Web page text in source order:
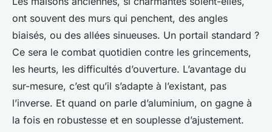
ont souvent des murs qui penchent, des angles
biaisés, ou des allées sinueuses. Un portail standard ?
Ce sera le combat quotidien contre les grincements,
les heurts, les difficultés d’ouverture. L’avantage du
sur-mesure, c’est qu’il s’adapte à l’existant, pas
l’inverse. Et quand on parle d’aluminium, on gagne à
la fois en robustesse et en souplesse d’ajustement.